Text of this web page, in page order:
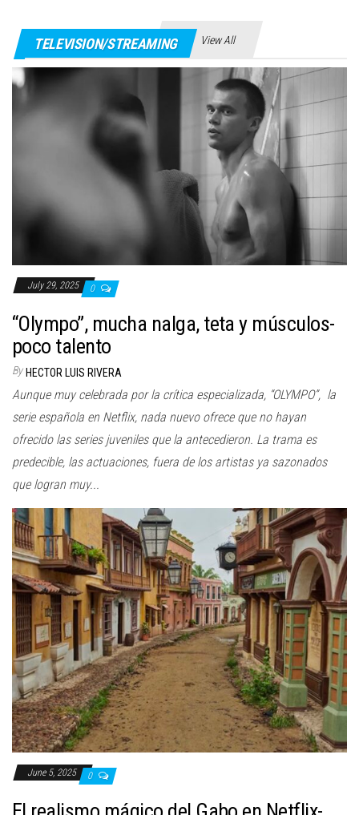
TELEVISION/STREAMING View All
July 29, 2025 0
“Olympo”, mucha nalga, teta y músculos-
poco talento
By HECTOR LUIS RIVERA
Aunque muy celebrada por la crítica especializada, “OLYMPO”, la
serie española en Netflix, nada nuevo ofrece que no hayan
ofrecido las series juveniles que la antecedieron. La trama es
predecible, las actuaciones, fuera de los artistas ya sazonados
que logran muy...
June 5, 2025 0